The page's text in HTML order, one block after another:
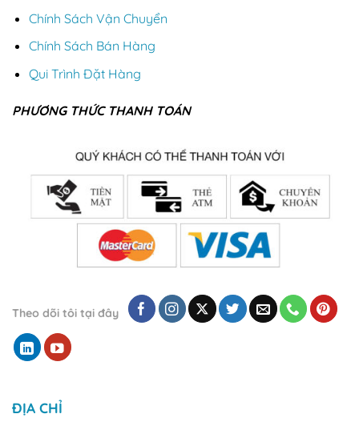
Chính Sách Vận Chuyển
Chính Sách Bán Hàng
Qui Trình Đặt Hàng
PHƯƠNG THỨC THANH TOÁN
Theo dõi tôi tại đây
ĐỊA CHỈ